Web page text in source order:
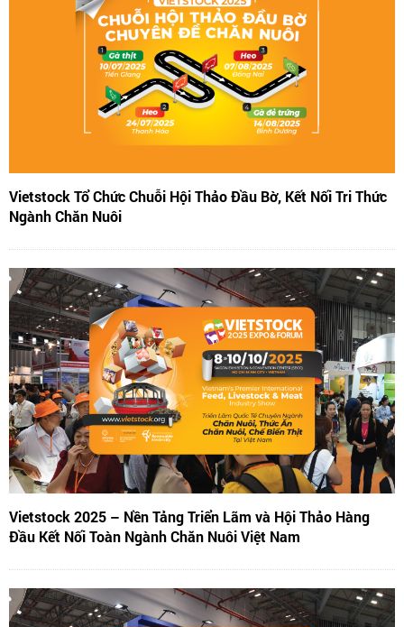
Vietstock Tổ Chức Chuỗi Hội Thảo Đầu Bờ, Kết Nối Tri Thức
Ngành Chăn Nuôi
Vietstock 2025 – Nền Tảng Triển Lãm và Hội Thảo Hàng
Đầu Kết Nối Toàn Ngành Chăn Nuôi Việt Nam